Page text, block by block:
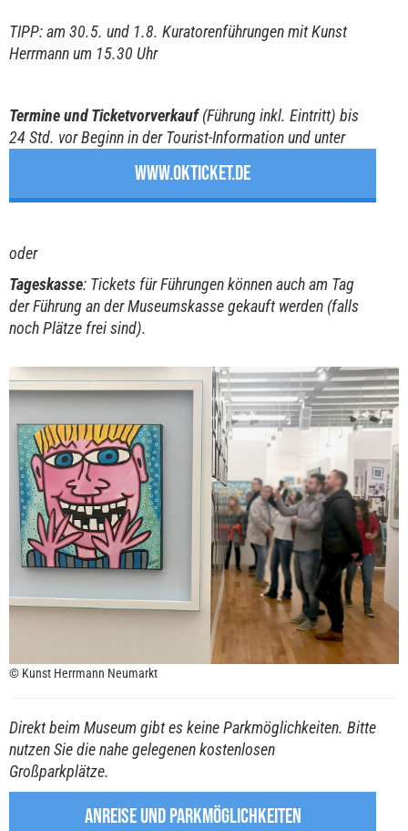
TIPP: am 30.5. und 1.8. Kuratorenführungen mit Kunst
Herrmann um 15.30 Uhr
Termine und Ticketvorverkauf(Führung inkl. Eintritt) bis
24 Std. vor Beginn in der Tourist-Information und unter
WWW.OKTICKET.DE
oder
Tageskasse: Tickets für Führungen können auch am Tag
der Führung an der Museumskasse gekauft werden (falls
noch Plätze frei sind).
© Kunst Herrmann Neumarkt
Direkt beim Museum gibt es keine Parkmöglichkeiten. Bitte
nutzen Sie die nahe gelegenen kostenlosen
Großparkplätze.
ANREISE UND PARKMÖGLICHKEITEN